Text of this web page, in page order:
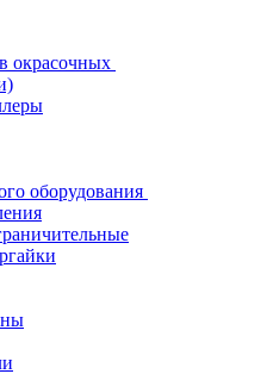
окрасочных
оборудования